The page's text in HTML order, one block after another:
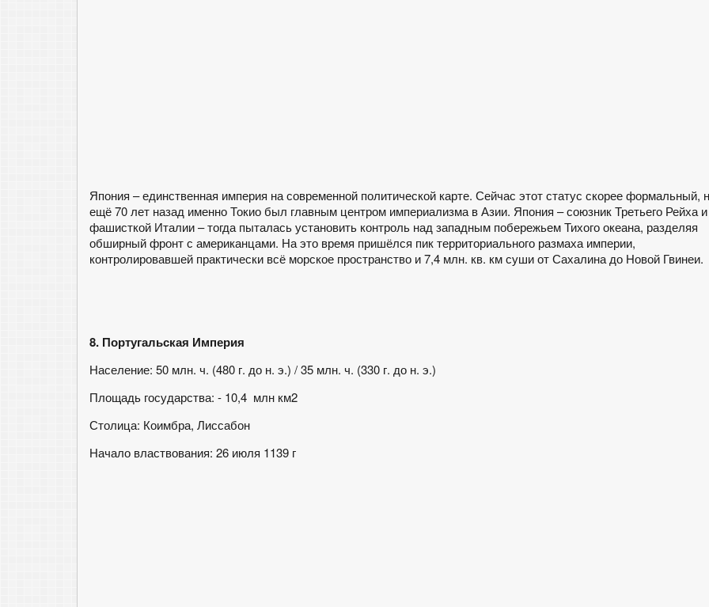
Япония – единственная империя на современной политической карте. Сейчас этот статус скорее формальный,
ещё 70 лет назад именно Токио был главным центром империализма в Азии. Япония – союзник Третьего Рейха и
фашисткой Италии – тогда пыталась установить контроль над западным побережьем Тихого океана, разделяя
обширный фронт с американцами. На это время пришёлся пик территориального размаха империи,
контролировавшей практически всё морское пространство и 7,4 млн. кв. км суши от Сахалина до Новой Гвинеи.
8. Португальская Империя
Население: 50 млн. ч. (480 г. до н. э.) / 35 млн. ч. (330 г. до н. э.)
Площадь государства: - 10,4 млн км2
Столица: Коимбра, Лиссабон
Начало властвования: 26 июля 1139 г